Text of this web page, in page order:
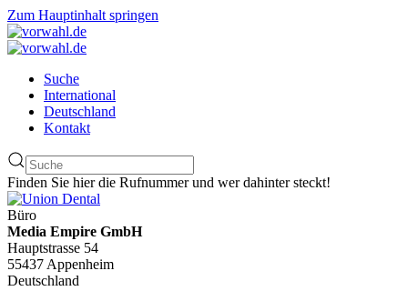
Zum Hauptinhalt springen
Suche
International
Deutschland
Kontakt
Finden Sie hier die Rufnummer und wer dahinter steckt!
Büro
Media Empire GmbH
Hauptstrasse 54
55437 Appenheim
Deutschland